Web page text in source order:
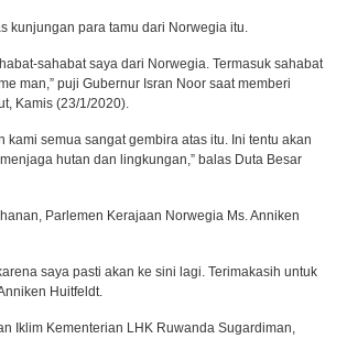
kunjungan para tamu dari Norwegia itu.
sahabat saya dari Norwegia. Termasuk sahabat
man,” puji Gubernur Isran Noor saat memberi
Kamis (23/1/2020).
semua sangat gembira atas itu. Ini tentu akan
hutan dan lingkungan,” balas Duta Besar
Parlemen Kerajaan Norwegia Ms. Anniken
saya pasti akan ke sini lagi. Terimakasih untuk
Huitfeldt.
Iklim Kementerian LHK Ruwanda Sugardiman,